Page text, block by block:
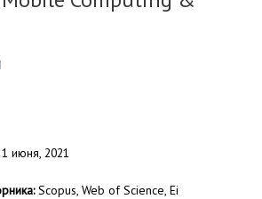
июня, 2021
Scopus, Web of Science, Ei